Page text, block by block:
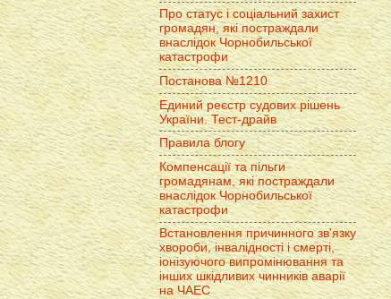
Про статус і соціальний захист
громадян, які постраждали
внаслідок Чорнобильської
катастрофи
Постанова №1210
Единий реєстр судових рішень
України. Тест-драйв
Правила блогу
Компенсації та пільги
громадянам, які постраждали
внаслідок Чорнобильської
катастрофи
Встановлення причинного зв'язку
хвороби, інвалідності і смерті,
іонізуючого випромінювання та
інших шкідливих чинників аварії
на ЧАЕС